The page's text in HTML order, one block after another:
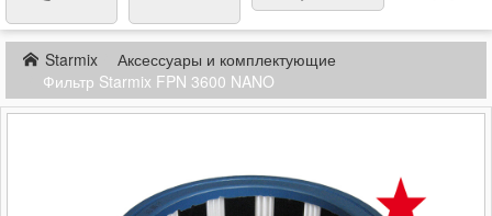
Starmix
Аксессуары и комплектующие
Фильтр Starmix FPN 3600 NANO